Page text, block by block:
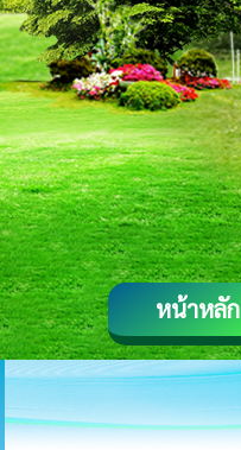
หน้าหลัก